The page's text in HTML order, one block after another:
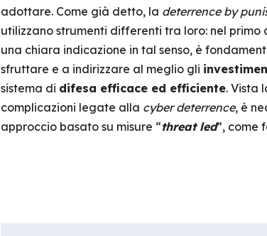
adottare. Come già detto, la deterrence by
utilizzano strumenti differenti tra loro: nel
una chiara indicazione in tal senso, è
sfruttare e a indirizzare al meglio gli
sistema di difesa efficace ed efficiente. Vista
complicazioni legate alla cyber deterrence, è
approccio basato su misure “threat led”, come